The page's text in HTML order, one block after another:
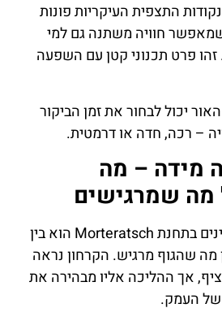
התצפית העיקריות פונות
שמאפשר חוויה משתנה גם למי
פרט תכנוני קטן עם השפעה
יכול לבחור את זמן הביקור
– רכה, חדה או דרמטית.
מידה – מה
מה שמרגישים
אחד הפערים המעניינים בתחנת Morteratsch הוא בין
מה שהגוף מרגיש. הקרחון נראה
אך ההליכה אליו מבהירה את
של העמק.